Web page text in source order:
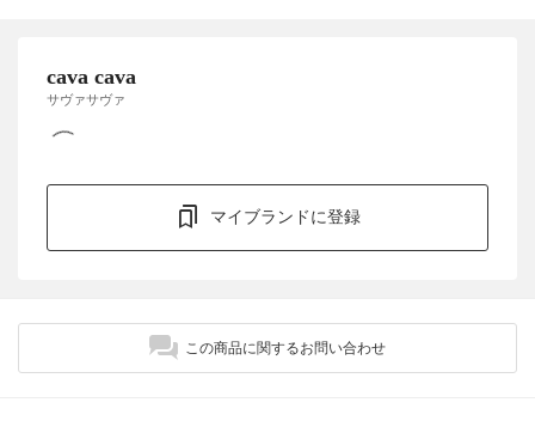
cava cava
サヴァサヴァ
マイブランドに登録
この商品に関するお問い合わせ